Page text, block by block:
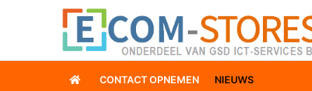
CONTACT OPNEMEN NIEUWS